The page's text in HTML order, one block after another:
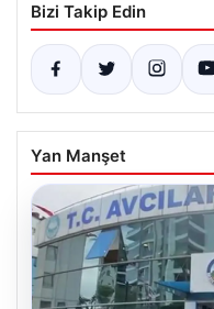
Bizi Takip Edin
Yan Manşet